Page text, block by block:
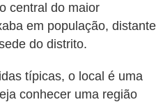
central do maior
em população, distante
do distrito.
típicas, o local é uma
conhecer uma região